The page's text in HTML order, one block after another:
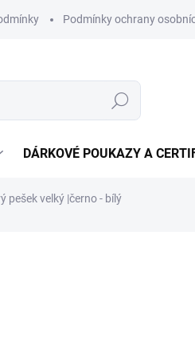
Podmínky ochrany
Hledat
DÁRKOVÉ POUKAZY A
pešek velký |černo - bílý